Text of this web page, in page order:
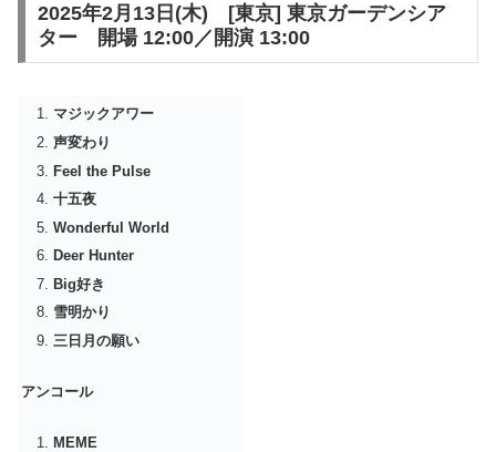
2025年2月13日(木) [東京] 東京ガーデンシア
ター 開場 12:00／開演 13:00
マジックアワー
声変わり
Feel the Pulse
十五夜
Wonderful World
Deer Hunter
Big好き
雪明かり
三日月の願い
アンコール
MEME